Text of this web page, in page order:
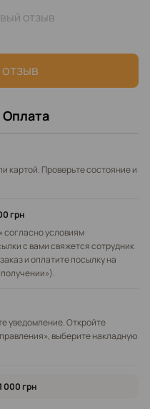
отзыв
Оплата
картой. Проверьте состояние и
грн
согласно условиям
с вами свяжется сотрудник
и оплатите посылку на
уведомление. Откройте
выберите накладную
000 грн